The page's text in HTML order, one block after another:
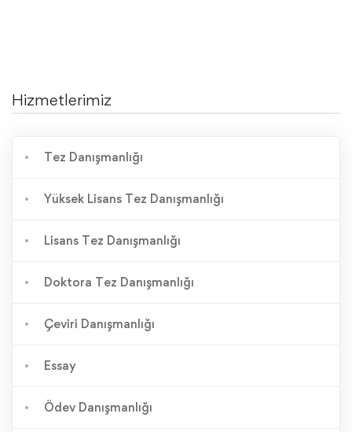
Hizmetlerimiz
Tez Danışmanlığı
Yüksek Lisans Tez Danışmanlığı
Lisans Tez Danışmanlığı
Doktora Tez Danışmanlığı
Çeviri Danışmanlığı
Essay
Ödev Danışmanlığı